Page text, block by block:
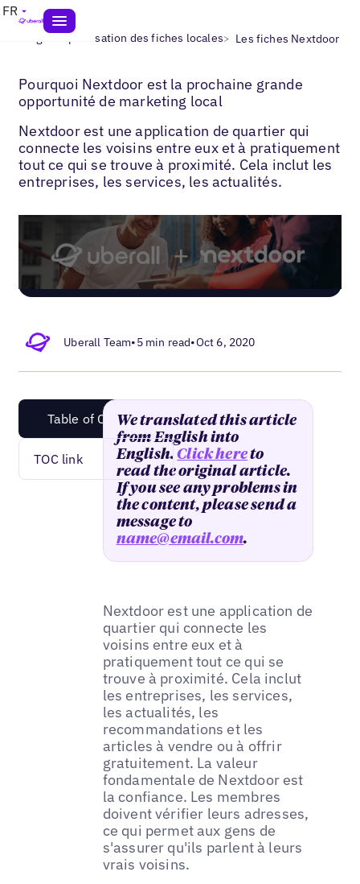
FR
Blogs> Optimisation des fiches locales> Les fiches Nextdoor
Pourquoi Nextdoor est la prochaine grande
opportunité de marketing local
Nextdoor est une application de quartier qui
connecte les voisins entre eux et à pratiquement
tout ce qui se trouve à proximité. Cela inclut les
entreprises, les services, les actualités.
Uberall Team•5 min read•Oct 6, 2020
Table of Content
TOC link
We translated this article
from English into
English.Click hereto
read the original article.
If you see any problems in
the content, please send a
message to
name@email.com.
Nextdoor est une application de
quartier qui connecte les
voisins entre eux et à
pratiquement tout ce qui se
trouve à proximité. Cela inclut
les entreprises, les services,
les actualités, les
recommandations et les
articles à vendre ou à offrir
gratuitement. La valeur
fondamentale de Nextdoor est
la confiance. Les membres
doivent vérifier leurs adresses,
ce qui permet aux gens de
s'assurer qu'ils parlent à leurs
vrais voisins.